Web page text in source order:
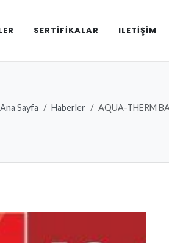
SERTIFIKALAR ILETIŞIM
Ana Sayfa Haberler AQUA-THERM